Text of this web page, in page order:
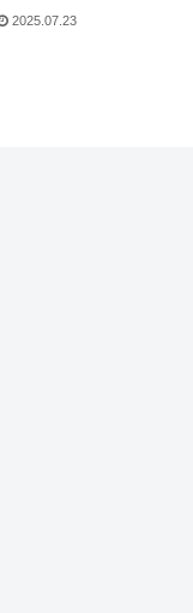
2025.07.23